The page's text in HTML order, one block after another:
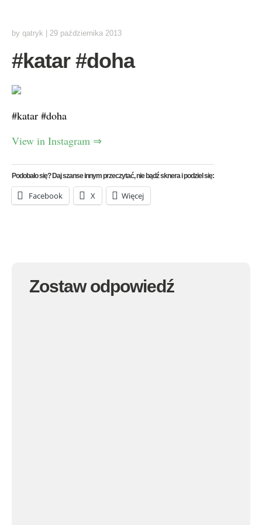
by qatryk 29 października 2013
#katar #doha
#katar #doha
View in Instagram ⇒
Podobało się? Daj szanse innym przeczytać, nie bądź sknera i podziel się:
Facebook X Więcej
Zostaw odpowiedź